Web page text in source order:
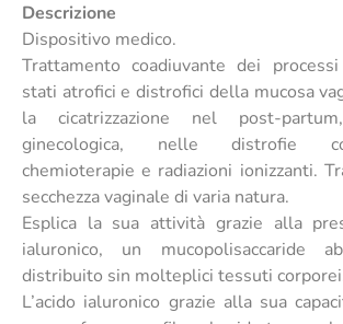
Descrizione
Dispositivo medico.
Trattamento coadiuvante dei
stati atrofici e distrofici della mucosa
la cicatrizzazione nel post-
ginecologica, nelle distrofie
chemioterapie e radiazioni ionizzanti.
secchezza vaginale di varia natura.
Esplica la sua attività grazie alla
ialuronico, un mucopolisaccaride
distribuito sin molteplici tessuti
L’acido ialuronico grazie alla sua